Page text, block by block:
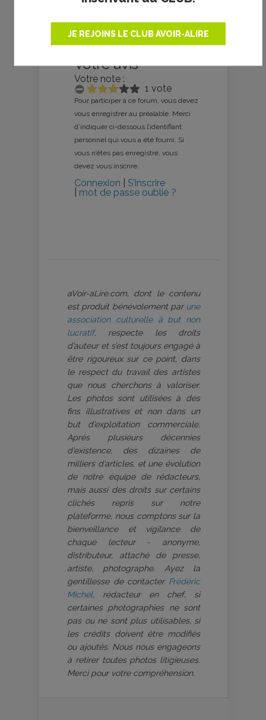
JE REJOINS LE CLUB AVOIR-ALIRE
Votre avis
Votre note :
1 vote
Pour participer à ce forum, vous devez
vous enregistrer au préalable. Merci
d’indiquer ci-dessous l’identifiant
personnel qui vous a été fourni. Si
vous n’êtes pas enregistré, vous
devez vous inscrire.
Connexion
S’inscrire
mot de passe oublié ?
aVoir-aLire.com, dont le contenu
est produit bénévolement par une
association culturelle à but non
lucratif, respecte les droits
d’auteur et s’est toujours engagé à
être rigoureux sur ce point, dans
le respect du travail des artistes
que nous cherchons à valoriser.
Les photos sont utilisées à des
fins illustratives et non dans un
but d’exploitation commerciale.
Après plusieurs décennies
d’existence, des dizaines de
milliers d’articles, et une évolution
de notre équipe de rédacteurs,
mais aussi des droits sur certains
clichés repris sur notre
plateforme, nous comptons sur la
bienveillance et vigilance de
chaque lecteur - anonyme,
distributeur, attaché de presse,
artiste, photographe. Ayez la
gentillesse de contacter Frédéric
Michel, rédacteur en chef, si
certaines photographies ne sont
pas ou ne sont plus utilisables, si
les crédits doivent être modifiés
ou ajoutés. Nous nous engageons
à retirer toutes photos litigieuses.
Merci pour votre compréhension.